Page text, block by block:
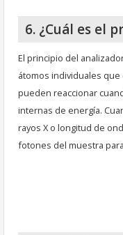
6. ¿Cuál es el
El principio del
átomos individuales
pueden reaccionar
internas de energía.
rayos X o longitud de
fotones del muestra